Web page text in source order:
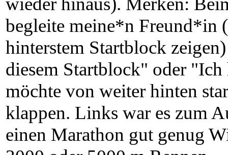
begleite meine*n Freund*in
hinterstem Startblock
diesem Startblock" oder
möchte von weiter hinten
klappen. Links war es zum
einen Marathon gut genug